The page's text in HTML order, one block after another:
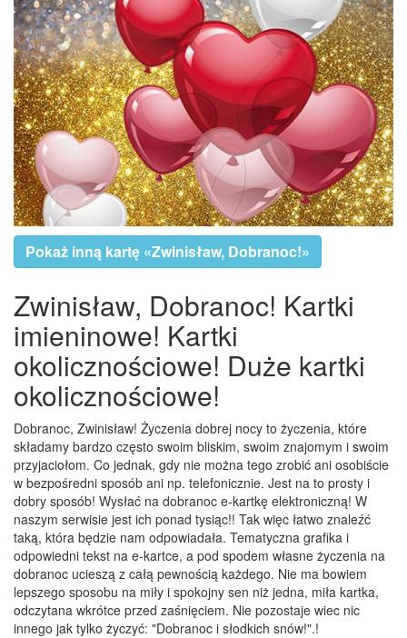
Pokaż inną kartę «Zwinisław, Dobranoc!»
Zwinisław, Dobranoc! Kartki
imieninowe! Kartki
okolicznościowe! Duże kartki
okolicznościowe!
Dobranoc, Zwinisław! Życzenia dobrej nocy to życzenia, które
składamy bardzo często swoim bliskim, swoim znajomym i swoim
przyjaciołom. Co jednak, gdy nie można tego zrobić ani osobiście
w bezpośredni sposób ani np. telefonicznie. Jest na to prosty i
dobry sposób! Wysłać na dobranoc e-kartkę elektroniczną! W
naszym serwisie jest ich ponad tysiąc!! Tak więc łatwo znaleźć
taką, która będzie nam odpowiadała. Tematyczna grafika i
odpowiedni tekst na e-kartce, a pod spodem własne życzenia na
dobranoc ucieszą z całą pewnością każdego. Nie ma bowiem
lepszego sposobu na miły i spokojny sen niż jedna, miła kartka,
odczytana wkrótce przed zaśnięciem. Nie pozostaje wiec nic
innego jak tylko życzyć: "Dobranoc i słodkich snów!".!